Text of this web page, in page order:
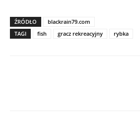
ŹRÓDŁO
blackrain79.com
TAGI
fish gracz rekreacyjny rybka